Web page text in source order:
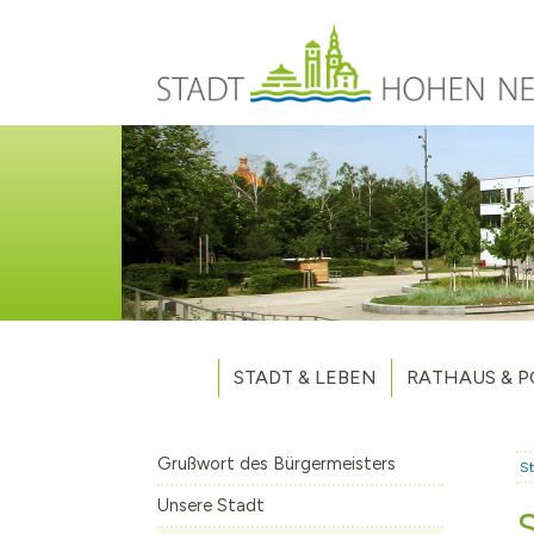
STADT & LEBEN
Unsere Stadt
Aktuelles
Weitere
RATHAUS &
Grußwort des Bürgermeisters
Unsere Stadt